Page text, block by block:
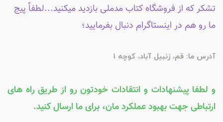
تشکر که از فروشگاه کتاب مدملی بازدید میکنید...لطفاً پیج
ما رو هم در اینستاگرام دنبال بفرمایید؛
آدرس ما: قم، زنبیل آباد، کوچه 1
و لطفا پیشنهادات و انتقادات خودتون رو از طریق راه های
ارتباطی جهت بهبود عملکرد مان، برای ما ارسال کنید.